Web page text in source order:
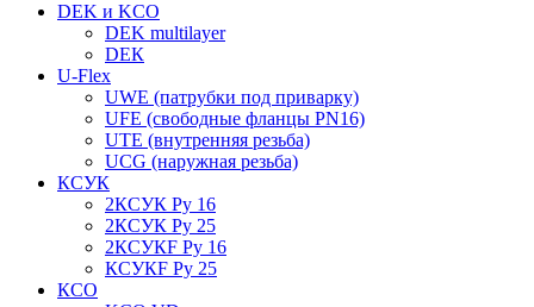
DEK и KCO
DEK multilayer
DЕК
U-Flex
UWE (патрубки под приварку)
UFE (свободные фланцы PN16)
UTE (внутренняя резьба)
UCG (наружная резьба)
КСУК
2КСУК Ру 16
2КСУК Ру 25
2КСУКF Ру 16
КСУКF Ру 25
КСО